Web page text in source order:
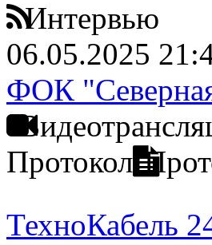
Интервью
06.05.2025
ФОК
Протокол
ТехноКабель